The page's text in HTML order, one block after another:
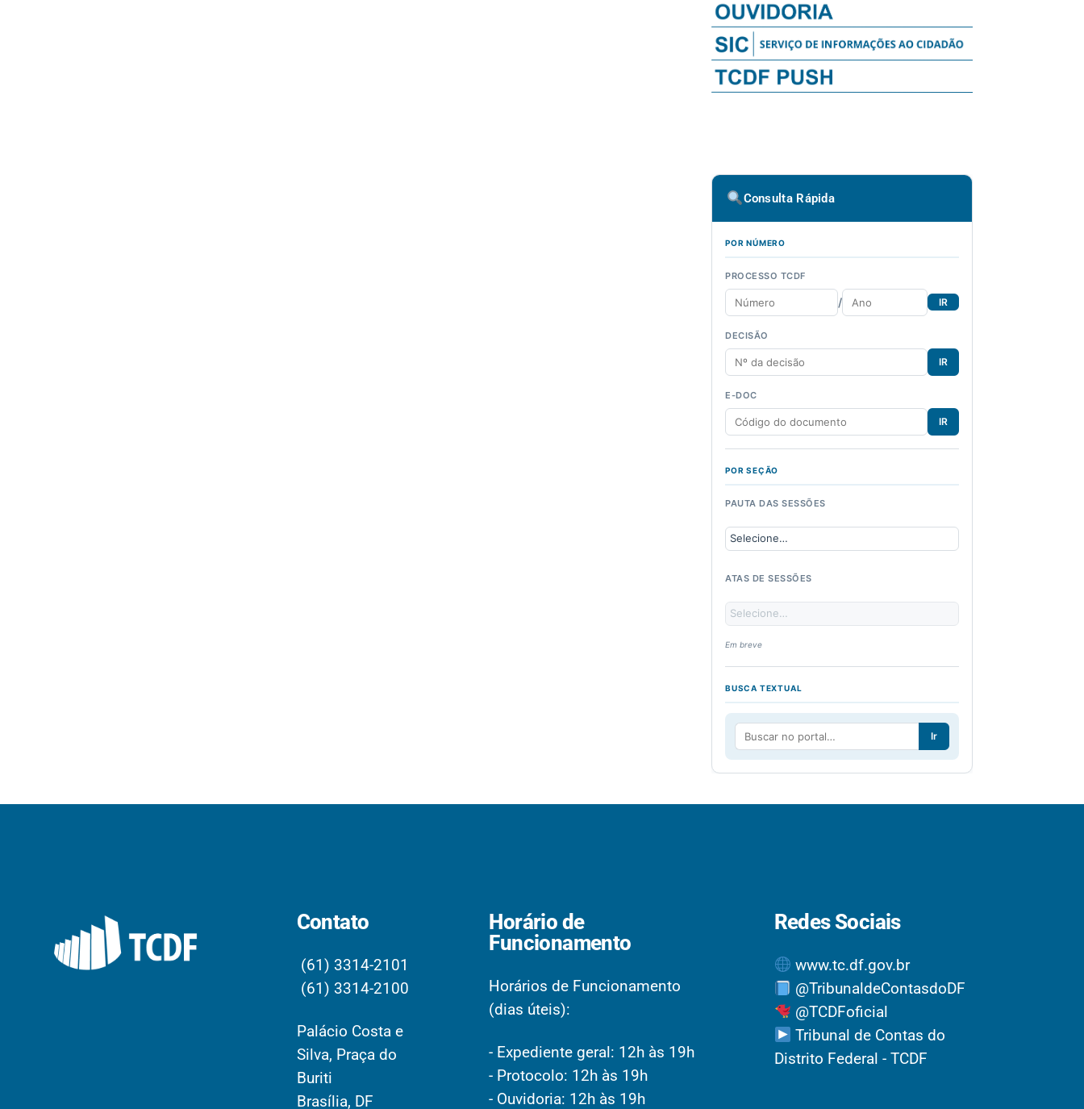
Consulta Rápida
POR NÚMERO
PROCESSO TCDF
/ IR
DECISÃO
IR
E-DOC
IR
POR SEÇÃO
PAUTA DAS SESSÕES
ATAS DE SESSÕES
Em breve
BUSCA TEXTUAL
Ir
Contato
(61) 3314-2101
(61) 3314-2100
Palácio Costa e
Silva, Praça do
Buriti
Brasília, DF
Horário de
Funcionamento
Horários de Funcionamento
(dias úteis):
- Expediente geral: 12h às 19h
- Protocolo: 12h às 19h
- Ouvidoria: 12h às 19h
Redes Sociais
www.tc.df.gov.br
@TribunaldeContasdoDF
@TCDFoficial
Tribunal de Contas do
Distrito Federal - TCDF